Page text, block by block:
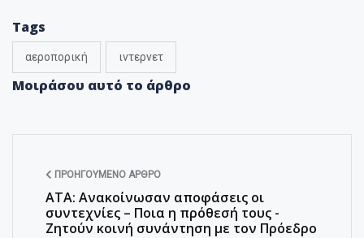
Tags
αεροπορική ιντερνετ
Μοιράσου αυτό το άρθρο
ΠΡΟΗΓΟΎΜΕΝΟ ΆΡΘΡΟ
ΑΤΑ: Ανακοίνωσαν αποφάσεις οι
συντεχνίες – Ποια η πρόθεσή τους -
Ζητούν κοινή συνάντηση με τον Πρόεδρο